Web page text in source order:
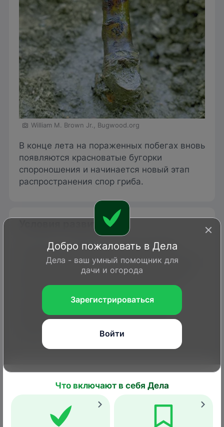
William M. Brown Jr., Bugwood.org
В конце лета на пораженных побегах вновь
появляются красноватые бугорки
спороношения и начинается новый этап
распространения спор гриба.
Условия развития
Нектрия – слабоагрессивный паразит,
который может заражать растение только
при наличии механических повреждений.
Прогрессированию заболевания могут
способствовать любые стрессовые
факторы – от болезни растения до
неблагоприятных погодных условий и
грубых ошибок агротехники.
Меры борьбы и профилактики
Пораженные части растения нужно
обрезать и сжечь. Если язвы обнаружены
на штамбе, следует их зачистить до
Добро пожаловать в Дела
Дела - ваш умный помощник для
дачи и огорода
Зарегистрироваться
Войти
Что включают в себя Дела